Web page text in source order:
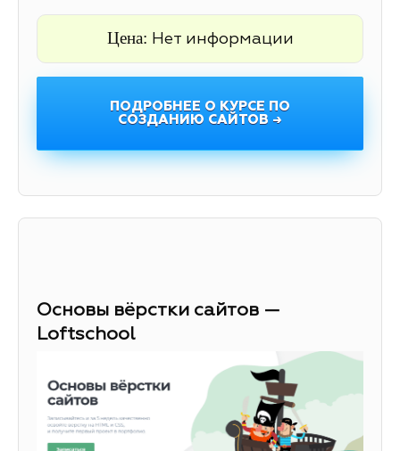
Цена: Нет информации
ПОДРОБНЕЕ О КУРСЕ ПО
СОЗДАНИЮ САЙТОВ →
Основы вёрстки сайтов —
Loftschool